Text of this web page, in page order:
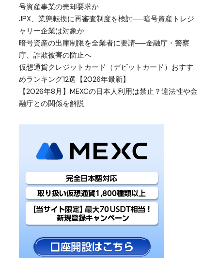
号資産事業の売却要求か
JPX、業態転換に再審査制度を検討──暗号資産トレジ
ャリー企業は対象か
暗号資産の出庫制限を全業者に要請──金融庁・警察
庁、詐欺被害の防止へ
仮想通貨クレジットカード（デビットカード）おすす
めランキング12選【2026年最新】
【2026年8月】MEXCの日本人利用は禁止？違法性や金
融庁との関係を解説